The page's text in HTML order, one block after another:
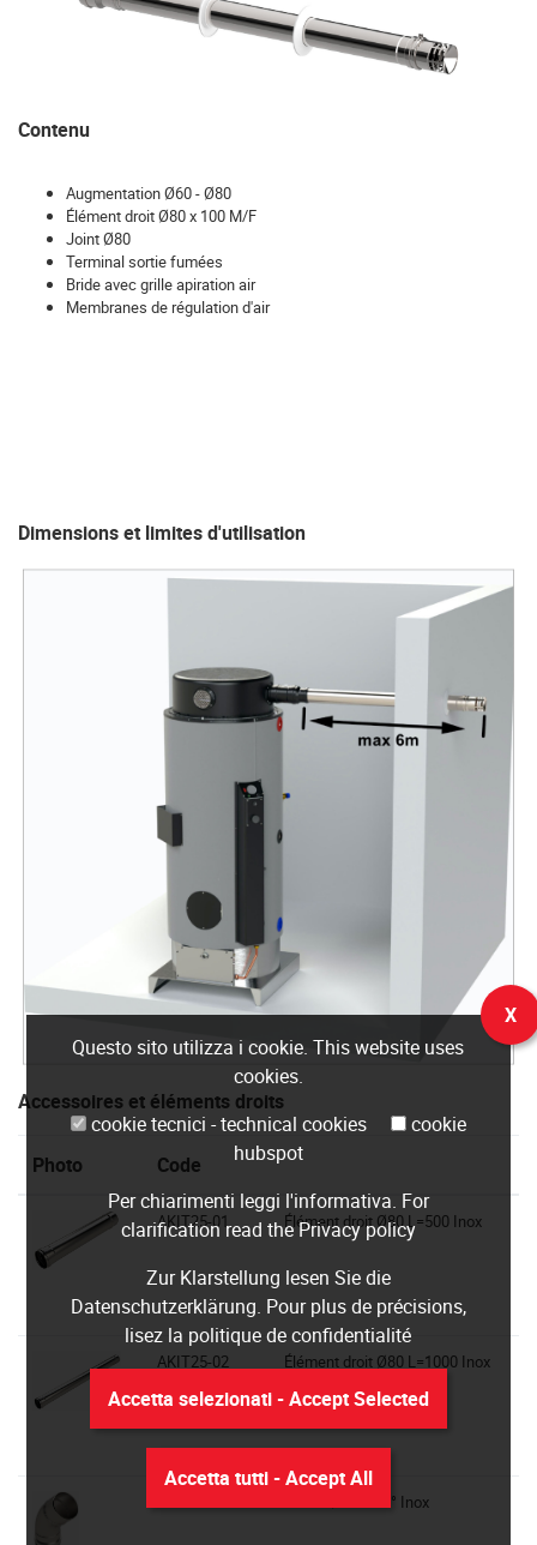
Questo sito utilizza i cookie. This website uses
cookies.
cookie tecnici - technical cookies
cookie
hubspot
Per chiarimenti leggi l'informativa. For
clarification read thePrivacy policy
Zur Klarstellung lesen Sie die
Datenschutzerklärung. Pour plus de précisions,
lisez la politique de confidentialité
Accetta selezionati - Accept Selected
Accetta tutti - Accept All
X
Contenu
Augmentation Ø60 - Ø80
Élément droit Ø80 x 100 M/F
Joint Ø80
Terminal sortie fumées
Bride avec grille apiration air
Membranes de régulation d'air
Dimensions et limites d'utilisation
Accessoires et éléments droits
Photo Code
AKIT25-01 Élément droit Ø80 L=500 Inox
AKIT25-02 Élément droit Ø80 L=1000 Inox
Coude Ø80 a 45° Inox